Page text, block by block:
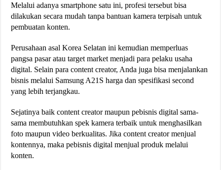
Melalui adanya smartphone satu ini, profesi tersebut bisa
dilakukan secara mudah tanpa bantuan kamera terpisah untuk
pembuatan konten.
Perusahaan asal Korea Selatan ini kemudian memperluas
pangsa pasar atau target market menjadi para pelaku usaha
digital. Selain para content creator, Anda juga bisa menjalankan
bisnis melalui Samsung A21S harga dan spesifikasi second
yang lebih terjangkau.
Sejatinya baik content creator maupun pebisnis digital sama-
sama membutuhkan spek kamera terbaik untuk menghasilkan
foto maupun video berkualitas. Jika content creator menjual
kontennya, maka pebisnis digital menjual produk melalui
konten.